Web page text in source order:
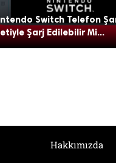
Switch Telefon
Şarj Edilebilir Mi...
Hakkımızda